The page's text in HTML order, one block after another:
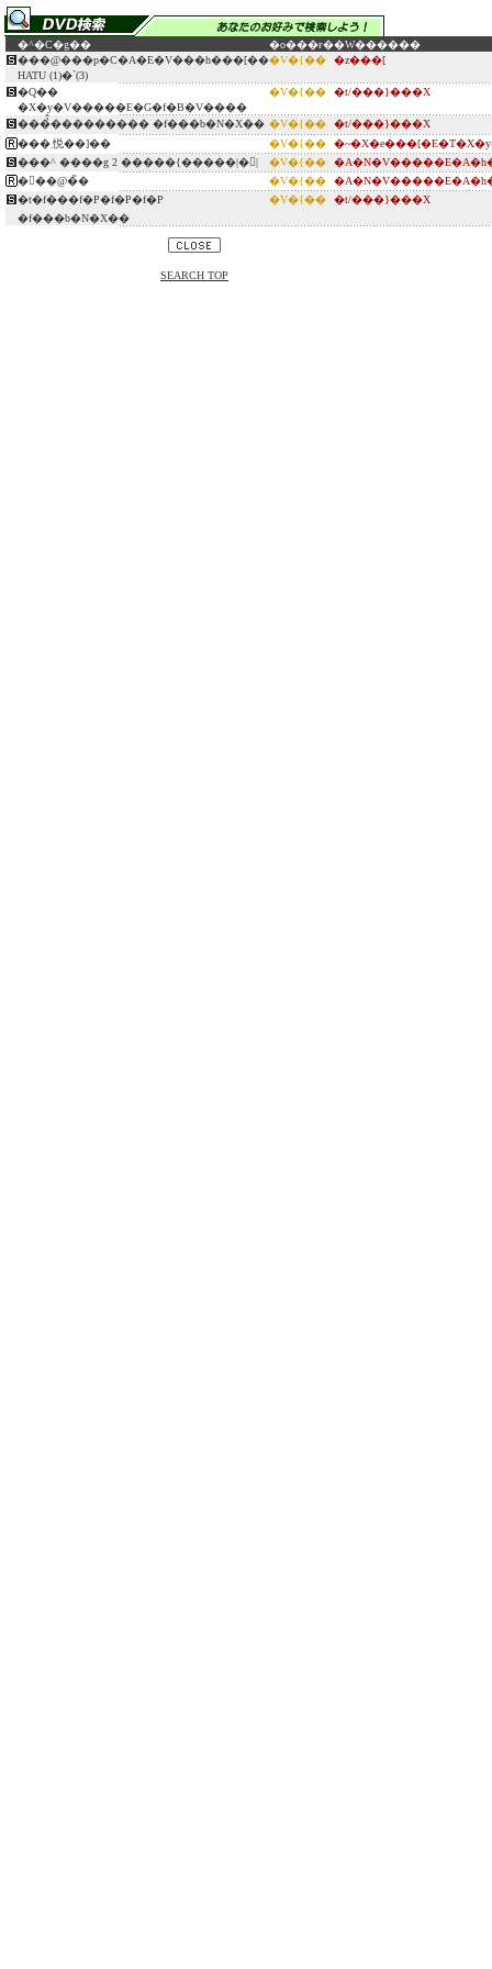
�^�C�g�� �o���ғ��W������
���@���p�C�A�E�V���h���[��
HATU (1)�`(3)
�V�{�� �z���[
�Q��
�X�y�V�����E�G�f�B�V����
�V�{�� �t/���}���X
���̉̂��������� �f���b�N�X�� �V�{��
�t/���}���X
���܂悦��]��
�V�{��
���^ ����g 2 �����{�����|�񕜁|
�V�{��
�񑊊��@�̏�
�V�{��
�t�f���f�P�f�P�f�P
�f���b�N�X��
�V�{�� �t/���}���X
SEARCH TOP